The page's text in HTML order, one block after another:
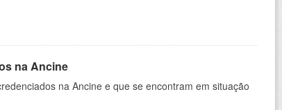
na Ancine
na Ancine e que se encontram em situação